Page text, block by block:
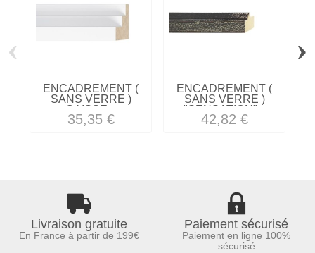
ENCADREMENT (
SANS VERRE )
CAISSE...
35,35 €
ENCADREMENT (
SANS VERRE )
"SENSATION"...
42,82 €
‹ ›
Livraison gratuite
En France à partir de 199€
Paiement sécurisé
Paiement en ligne 100%
sécurisé